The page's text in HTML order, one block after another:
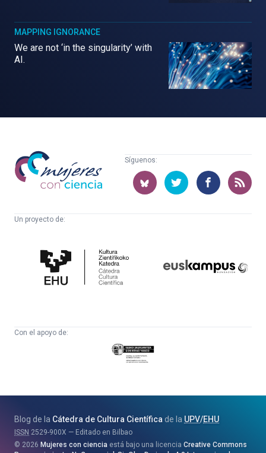
MAPPING IGNORANCE
We are not ‘in the singularity’ with
AI.
Mujeres
con
ciencia
Síguenos:
Un proyecto de:
Cultura
Científica
Con el apoyo de:
Eusko
Jaurlaritza
eta
Berrikuntza
Saila
Blog de la Cátedra de Cultura Científica de la UPV/EHU
ISSN 2529-900X
Editado en Bilbao
2026 Mujeres con ciencia está bajo una licencia Creative Commons